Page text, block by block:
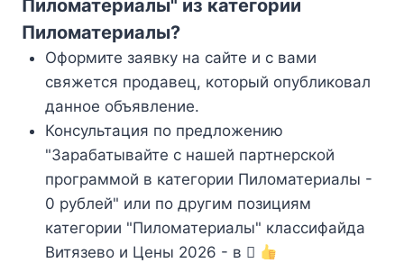
Пиломатериалы" из категории
Пиломатериалы?
Оформите заявку на сайте и с вами
свяжется продавец, который опубликовал
данное объявление.
Консультация по предложению
"Зарабатывайте с нашей партнерской
программой в категории Пиломатериалы -
0 рублей" или по другим позициям
категории "Пиломатериалы" классифайда
Витязево и Цены 2026 - в